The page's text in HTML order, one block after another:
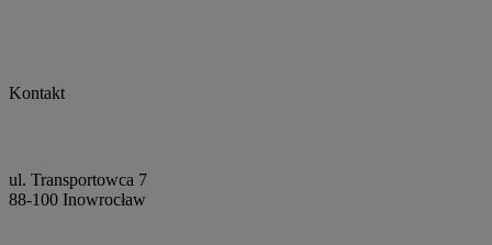
Kontakt
ul. Transportowca 7
88-100 Inowrocław